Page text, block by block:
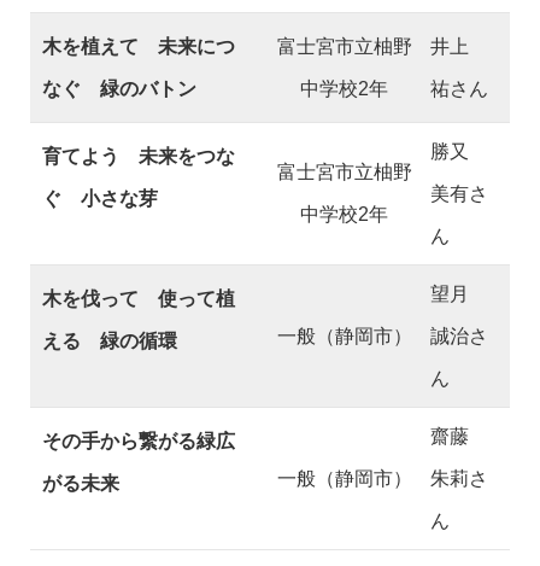
木を植えて 未来につ
なぐ 緑のバトン
富士宮市立柚野
中学校2年
井上
祐さん
育てよう 未来をつな
ぐ 小さな芽
富士宮市立柚野
中学校2年
勝又
美有さ
ん
木を伐って 使って植
える 緑の循環 一般（静岡市）
望月
誠治さ
ん
その手から繋がる緑広
がる未来 一般（静岡市）
齋藤
朱莉さ
ん